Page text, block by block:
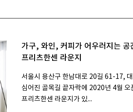
가구, 와인, 커피가 어우러지는 공
프리츠한센 라운지
서울시 용산구 한남대로 20길 61-17,
심어진 골목길 끝자락에 2020년 4월 오
프리츠한센 라운지가 있...